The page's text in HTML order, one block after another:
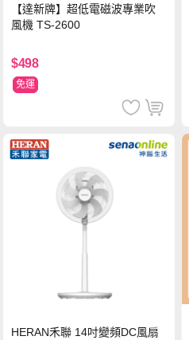
【達新牌】超低電磁波專業吹
風機 TS-2600
$498
免運
HERAN禾聯 14吋變頻DC風扇